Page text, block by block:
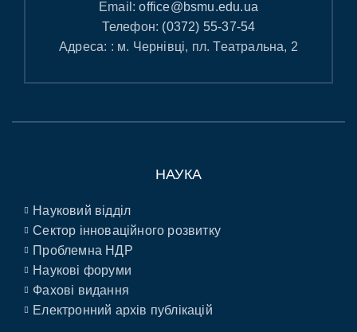
Email:office@bsmu.edu.ua
Телефон: (0372) 55-37-54
Адреса: : м. Чернівці, пл. Театральна, 2
НАУКА
Науковий відділ
Сектор інноваційного розвитку
Проблемна НДР
Наукові форуми
Фахові видання
Електронний архів публікацій